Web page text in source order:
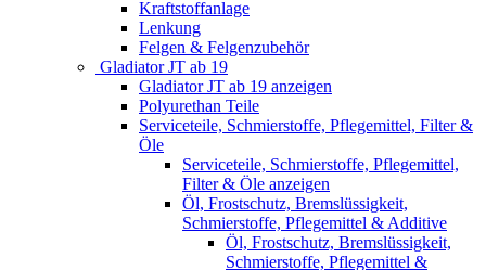
Kraftstoffanlage
Lenkung
Felgen & Felgenzubehör
Gladiator JT ab 19
Gladiator JT ab 19 anzeigen
Polyurethan Teile
Serviceteile, Schmierstoffe, Pflegemittel, Filter &
Öle
Serviceteile, Schmierstoffe, Pflegemittel,
Filter & Öle anzeigen
Öl, Frostschutz, Bremslüssigkeit,
Schmierstoffe, Pflegemittel & Additive
Öl, Frostschutz, Bremslüssigkeit,
Schmierstoffe, Pflegemittel &